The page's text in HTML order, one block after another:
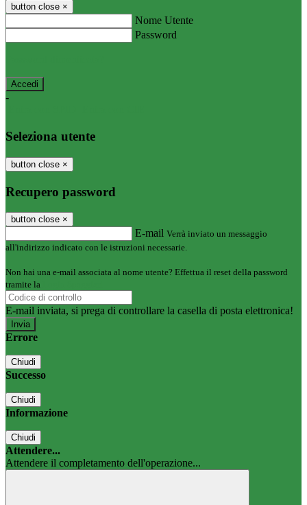
button close ×
Nome Utente
Password
-
Seleziona utente
button close ×
Recupero password
button close ×
E-mail Verrà inviato un messaggio
all'indirizzo indicato con le istruzioni necessarie.
Non hai una e-mail associata al nome utente? Effettua il reset della password
tramite la
E-mail inviata, si prega di controllare la casella di posta elettronica!
Errore
Chiudi
Successo
Chiudi
Informazione
Chiudi
Attendere...
Attendere il completamento dell'operazione...